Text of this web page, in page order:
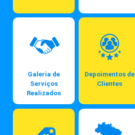
Galeria de
Serviços
Realizados
Depoimentos de
Clientes